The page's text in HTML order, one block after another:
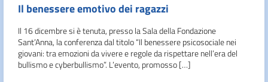
Il benessere emotivo dei ragazzi
Il 16 dicembre si è tenuta, presso la Sala della Fondazione
Sant’Anna, la conferenza dal titolo “Il benessere psicosociale nei
giovani: tra emozioni da vivere e regole da rispettare nell’era del
bullismo e cyberbullismo”. L’evento, promosso […]